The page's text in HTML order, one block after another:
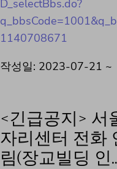
D_selectBbs.do?
1140708671
작성일: 2023-07-21 ~
<긴급공지> 서
자리센터 전화
림(장교빌딩 인